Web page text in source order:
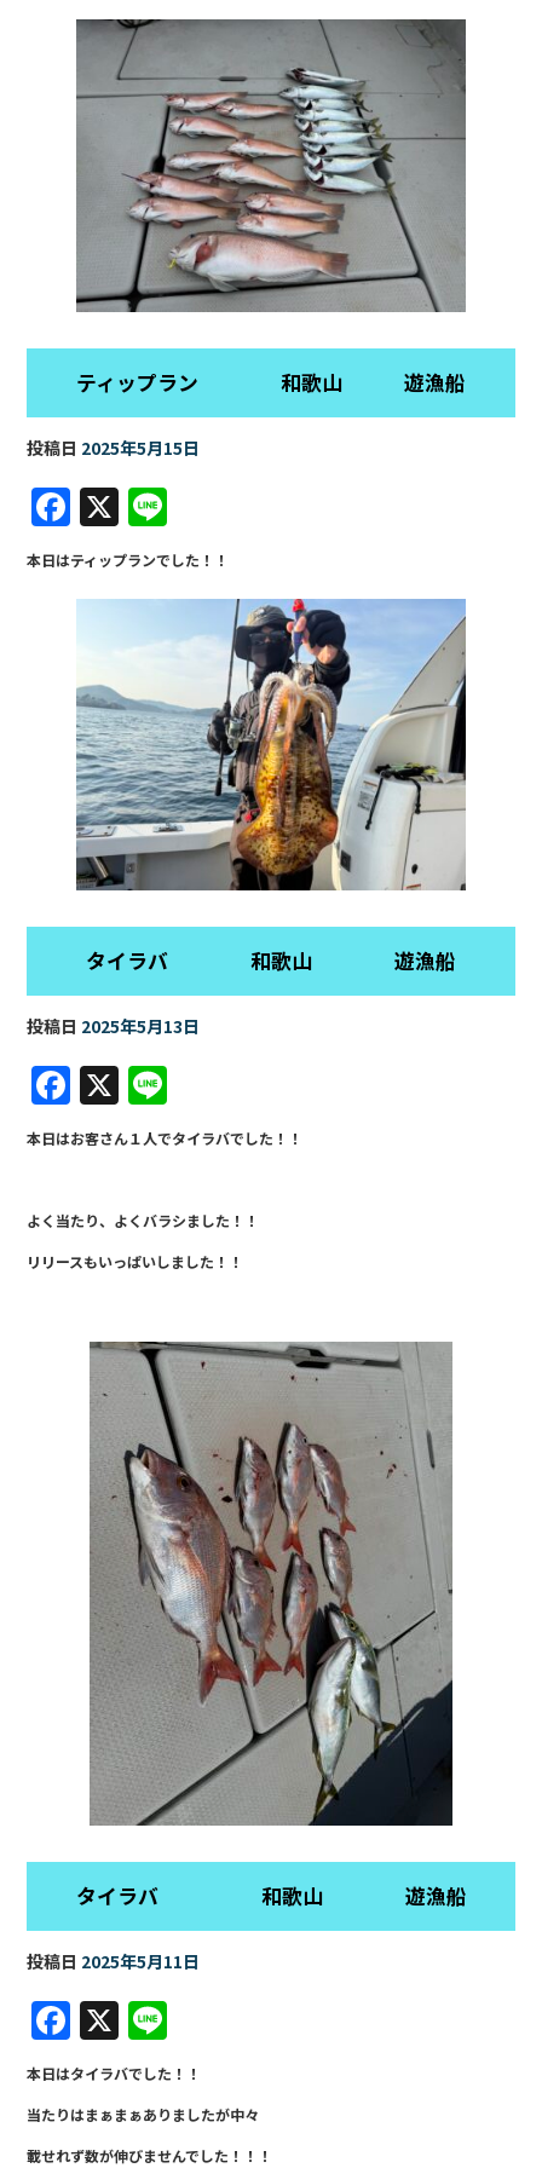
ティップラン 和歌山 遊漁船
投稿日 2025年5月15日
F
a
c
o
o
k
X
n
e
本日はティップランでした！！
タイラバ 和歌山 遊漁船
投稿日 2025年5月13日
F
a
c
e
b
o
k
X
n
e
本日はお客さん１人でタイラバでした！！
よく当たり、よくバラシました！！
リリースもいっぱいしました！！
タイラバ 和歌山 遊漁船
投稿日 2025年5月11日
F
a
c
e
X
n
e
本日はタイラバでした！！
当たりはまぁまぁありましたが中々
載せれず数が伸びませんでした！！！